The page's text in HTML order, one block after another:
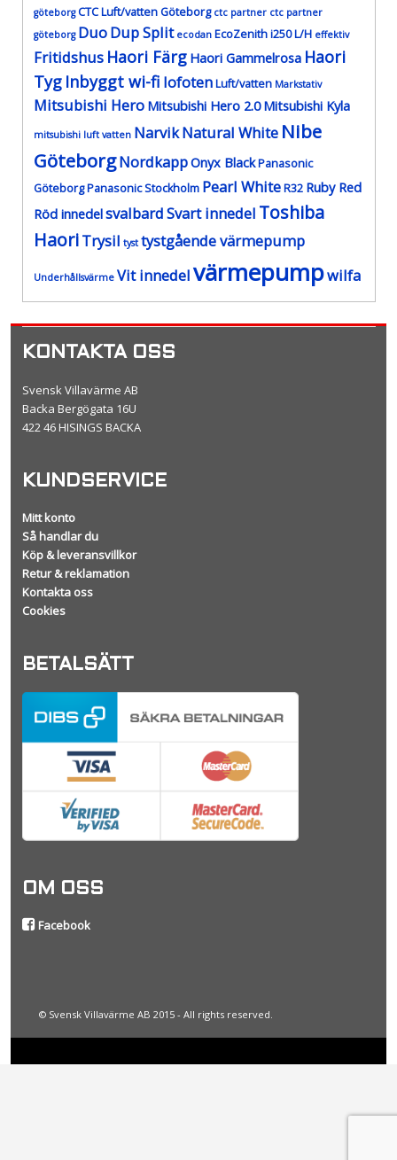
göteborg CTC Luft/vatten Göteborg ctc partner ctc partner
göteborg DuoDup Split ecodan EcoZenith i250 L/H effektiv
Fritidshus Haori Färg Haori Gammelrosa Haori
Tyg Inbyggt wi-fi lofotenLuft/vatten Markstativ
Mitsubishi Hero Mitsubishi Hero 2.0 Mitsubishi Kyla
mitsubishi luft vatten NarvikNatural White Nibe
GöteborgNordkappOnyx BlackPanasonic
GöteborgPanasonic Stockholm Pearl WhiteR32 Ruby Red
Röd innedelsvalbardSvart innedel Toshiba
HaoriTrysil tyst tystgående värmepump
Underhållsvärme Vit innedelvärmepumpwilfa
KONTAKTA OSS
Svensk Villavärme AB
Backa Bergögata 16U
422 46 HISINGS BACKA
KUNDSERVICE
Mitt konto
Så handlar du
Köp & leveransvillkor
Retur & reklamation
Kontakta oss
Cookies
BETALSÄTT
OM OSS
Facebook
© Svensk Villavärme AB 2015 - All rights reserved.